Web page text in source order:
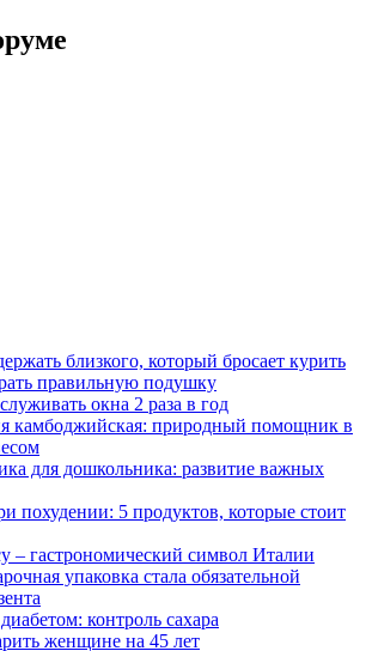
близкого, который бросает курить
правильную подушку
окна 2 раза в год
камбоджийская: природный помощник в
для дошкольника: развитие важных
похудении: 5 продуктов, которые стоит
– гастрономический символ Италии
упаковка стала обязательной
контроль сахара
женщине на 45 лет